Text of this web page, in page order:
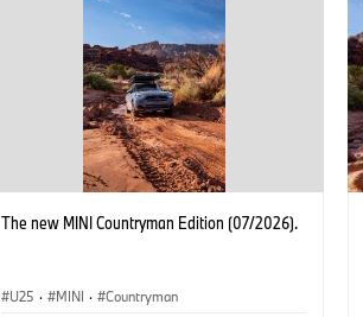
The new MINI Countryman Edition (07/2026).
U25 · MINI · Countryman